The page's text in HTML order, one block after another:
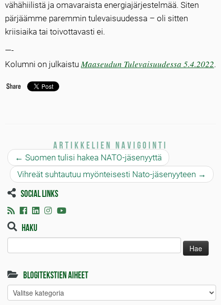
vähähiilistä ja omavaraista energiajärjestelmää. Siten
pärjäämme paremmin tulevaisuudessa – oli sitten
kriisiaika tai toivottavasti ei.
—-
Kolumni on julkaistuMaaseudun Tulevaisuudessa 5.4.2022.
Artikkelien navigointi
← Suomen tulisi hakea NATO-jäsenyyttä
Vihreät suhtautuu myönteisesti Nato-jäsenyyteen →
Social links
Haku
Blogitekstien aiheet
Blogitekstien
aiheet